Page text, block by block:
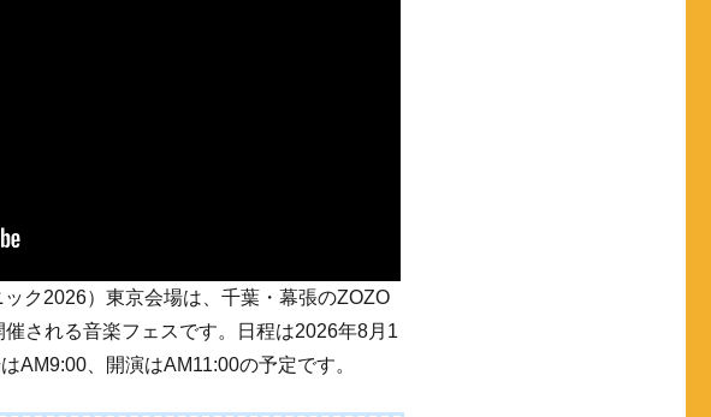
ク2026）東京会場は、千葉・幕張のZOZO
される音楽フェスです。日程は2026年8月1
AM9:00、開演はAM11:00の予定です。